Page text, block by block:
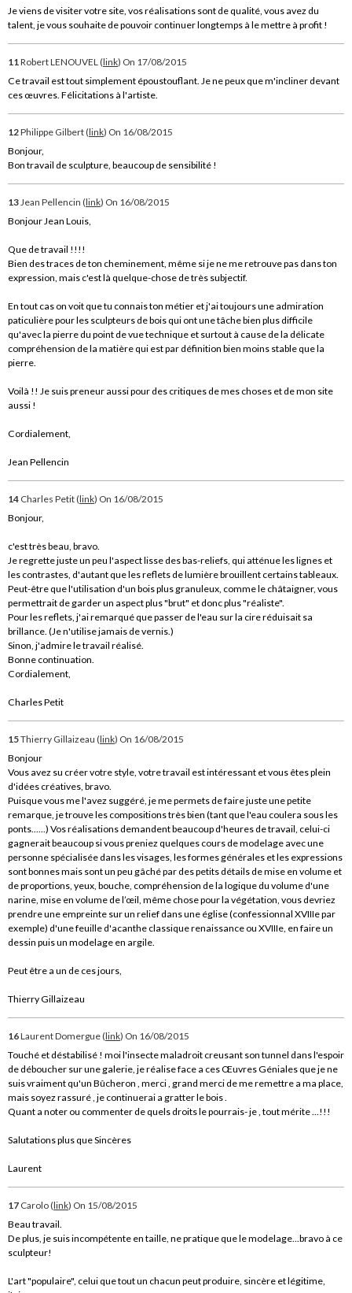
Je viens de visiter votre site, vos réalisations sont de qualité, vous avez du
talent, je vous souhaite de pouvoir continuer longtemps à le mettre à profit !
11Robert LENOUVEL (link) On 17/08/2015
Ce travail est tout simplement époustouflant. Je ne peux que m'incliner devant
ces œuvres. Félicitations à l'artiste.
12Philippe Gilbert (link) On 16/08/2015
Bonjour,
Bon travail de sculpture, beaucoup de sensibilité !
13Jean Pellencin (link) On 16/08/2015
Bonjour Jean Louis,
Que de travail !!!!
Bien des traces de ton cheminement, même si je ne me retrouve pas dans ton
expression, mais c'est là quelque-chose de très subjectif.
En tout cas on voit que tu connais ton métier et j'ai toujours une admiration
paticulière pour les sculpteurs de bois qui ont une tâche bien plus difficile
qu'avec la pierre du point de vue technique et surtout à cause de la délicate
compréhension de la matière qui est par définition bien moins stable que la
pierre.
Voilà !! Je suis preneur aussi pour des critiques de mes choses et de mon site
aussi !
Cordialement,
Jean Pellencin
14 Charles Petit (link) On 16/08/2015
Bonjour,
c'est très beau, bravo.
Je regrette juste un peu l'aspect lisse des bas-reliefs, qui atténue les lignes et
les contrastes, d'autant que les reflets de lumière brouillent certains tableaux.
Peut-être que l'utilisation d'un bois plus granuleux, comme le châtaigner, vous
permettrait de garder un aspect plus "brut" et donc plus "réaliste".
Pour les reflets, j'ai remarqué que passer de l'eau sur la cire réduisait sa
brillance. (Je n'utilise jamais de vernis.)
Sinon, j'admire le travail réalisé.
Bonne continuation.
Cordialement,
Charles Petit
15Thierry Gillaizeau (link) On 16/08/2015
Bonjour
Vous avez su créer votre style, votre travail est intéressant et vous êtes plein
d'idées créatives, bravo.
Puisque vous me l'avez suggéré, je me permets de faire juste une petite
remarque, je trouve les compositions très bien (tant que l'eau coulera sous les
ponts......) Vos réalisations demandent beaucoup d'heures de travail, celui-ci
gagnerait beaucoup si vous preniez quelques cours de modelage avec une
personne spécialisée dans les visages, les formes générales et les expressions
sont bonnes mais sont un peu gâché par des petits détails de mise en volume et
de proportions, yeux, bouche, compréhension de la logique du volume d'une
narine, mise en volume de l’œil, même chose pour la végétation, vous devriez
prendre une empreinte sur un relief dans une église (confessionnal XVIIIe par
exemple) d'une feuille d'acanthe classique renaissance ou XVIIIe, en faire un
dessin puis un modelage en argile.
Peut être a un de ces jours,
Thierry Gillaizeau
16Laurent Domergue (link) On 16/08/2015
Touché et déstabilisé ! moi l'insecte maladroit creusant son tunnel dans l'espoir
de déboucher sur une galerie, je réalise face a ces Œuvres Géniales que je ne
suis vraiment qu'un Bûcheron , merci , grand merci de me remettre a ma place,
mais soyez rassuré , je continuerai a gratter le bois .
Quant a noter ou commenter de quels droits le pourrais- je , tout mérite ...!!!
Salutations plus que Sincères
Laurent
17 Carolo (link) On 15/08/2015
Beau travail.
De plus, je suis incompétente en taille, ne pratique que le modelage...bravo à ce
sculpteur!
L'art "populaire", celui que tout un chacun peut produire, sincère et légitime,